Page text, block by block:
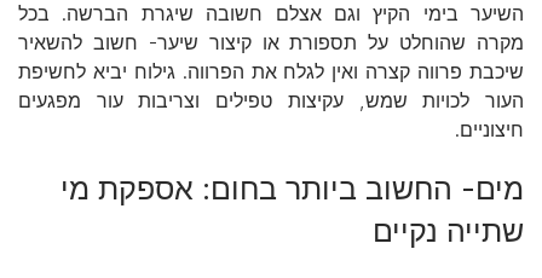
השיער בימי הקיץ וגם אצלם חשובה שיגרת הברשה. בכל
מקרה שהוחלט על תספורת או קיצור שיער- חשוב להשאיר
שיכבת פרווה קצרה ואין לגלח את הפרווה. גילוח יביא לחשיפת
העור לכויות שמש, עקיצות טפילים וצריבות עור מפגעים
חיצוניים.
מים- החשוב ביותר בחום: אספקת מי
שתייה נקיים